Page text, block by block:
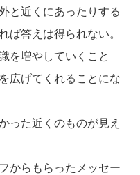
と近くにあったりする
ば答えは得られない。
を増やしていくこと
広げてくれることにな
った近くのものが見え
からもらったメッセー